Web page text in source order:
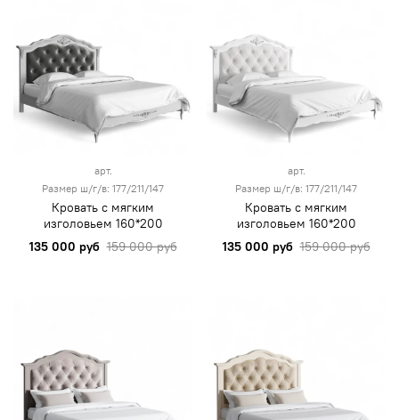
арт.
Размер ш/г/в: 177/211/147
Кровать с мягким
изголовьем 160*200
135 000 руб 159 000 руб
арт.
Размер ш/г/в: 177/211/147
Кровать с мягким
изголовьем 160*200
135 000 руб 159 000 руб